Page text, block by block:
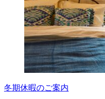
冬期休暇のご案内